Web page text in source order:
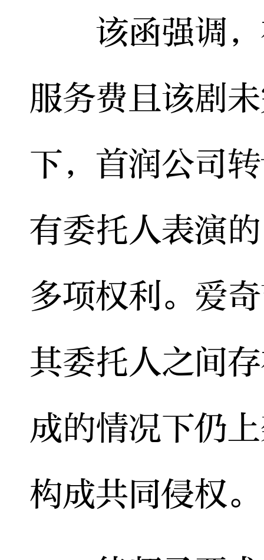
该函强调，
服务费且该剧
下，首润公司
有委托人表演
多项权利。爱
其委托人之间
成的情况下仍
构成共同侵权。